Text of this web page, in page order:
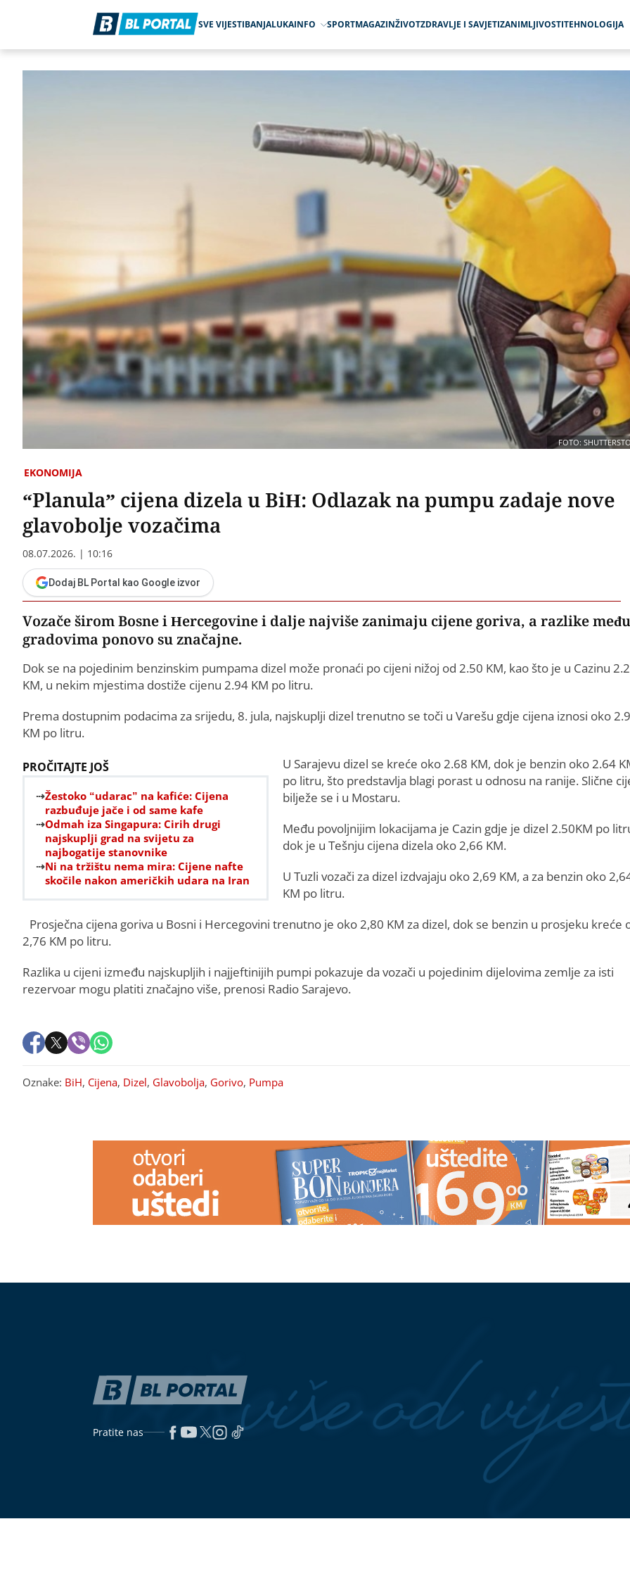
SVE VIJESTIBANJALUKAINFO SPORTMAGAZINŽIVOTZDRAVLJE I SAVJETIZANIMLJIVOSTITEHNOLOGIJA
FOTO:
EKONOMIJA
“Planula” cijena dizela u BiH: Odlazak na pumpu zadaje nove
glavobolje vozačima
08.07.2026. | 10:16
Dodaj BL Portal kao Google izvor
Vozače širom Bosne i Hercegovine i dalje najviše zanimaju cijene goriva, a razlike među
gradovima ponovo su značajne.
Dok se na pojedinim benzinskim pumpama dizel može pronaći po cijeni nižoj od 2.50 KM, kao što je u Cazinu
KM, u nekim mjestima dostiže cijenu 2.94 KM po litru.
Prema dostupnim podacima za srijedu, 8. jula, najskuplji dizel trenutno se toči u Varešu gdje cijena iznosi oko
KM po litru.
PROČITAJTE JOŠ
Žestoko “udarac” na kafiće: Cijena
razbuđuje jače i od same kafe
Odmah iza Singapura: Cirih drugi
najskuplji grad na svijetu za
najbogatije stanovnike
Ni na tržištu nema mira: Cijene nafte
skočile nakon američkih udara na Iran
U Sarajevu dizel se kreće oko 2.68 KM, dok je benzin oko 2.64
po litru, što predstavlja blagi porast u odnosu na ranije. Slične
bilježe se i u Mostaru.
Među povoljnijim lokacijama je Cazin gdje je dizel 2.50KM po
dok je u Tešnju cijena dizela oko 2,66 KM.
U Tuzli vozači za dizel izdvajaju oko 2,69 KM, a za benzin oko
KM po litru.
Prosječna cijena goriva u Bosni i Hercegovini trenutno je oko 2,80 KM za dizel, dok se benzin u prosjeku kreće
2,76 KM po litru.
Razlika u cijeni između najskupljih i najjeftinijih pumpi pokazuje da vozači u pojedinim dijelovima zemlje za isti
rezervoar mogu platiti značajno više, prenosi Radio Sarajevo.
Oznake: BiH, Cijena, Dizel, Glavobolja, Gorivo, Pumpa
znati
se očekuju NOVE CIJENE
Čolićeva kćerka u Budvi: Torbica od
3.000 dolara ukrala pažnju na plaži
Božo Vrećo pokazao oca koji je
tragično preminuo
Više nema zabušavanja:
najčešće izlike za vježbanje!